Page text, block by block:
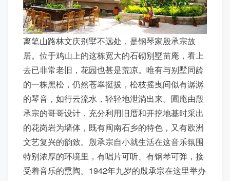
离笔山路林文庆别墅不远处，是钢琴家殷承宗故
居。位于鸡山上的这栋宽大的石砌别墅苗庵，看上
去已非常老旧，花园也甚是荒凉。唯有与别墅同龄
的一株黑松，仍然苍翠挺拔，松枝摇曳间似有潺潺
的琴音，如行云流水，轻轻地泄淌出来。圃庵由殷
承宗的哥哥设计，充分利用旧厝和开挖地基时采出
的花岗岩为墙体，既有闽南石乡的特色，又有欧洲
文艺复兴的韵致。殷承宗自小就生活在这音乐氛围
特别浓厚的环境里，有唱片可听、有钢琴可弹，接
受着音乐的熏陶。1942年九岁的殷承宗在这里举办